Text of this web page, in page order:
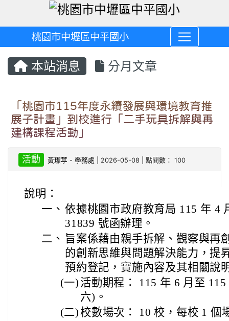
桃園市中壢區中平國小
本站消息 分月文章
「桃園市115年度永續發展與環境教育推
展子計畫」到校進行「二手玩具拆解與再
建構課程活動」
活動 黃瓈葶 -學務處 | 2026-05-08 | 點閱數： 100
說明：
一、 依據桃園市政府教育局 115 年 4
31839 號函辦理。
二、 旨案係藉由親手拆解、觀察與再
的創新思維與問題解決能力，提
預約登記，實施內容及其相關說
(一) 活動期程： 115 年 6 月至
六)。
(二)校數場次： 10 校，每校 1 個